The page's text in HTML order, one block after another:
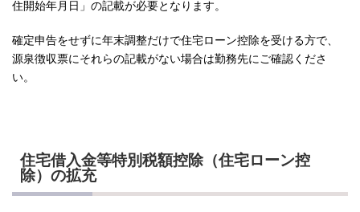
住開始年月日」の記載が必要となります。
確定申告をせずに年末調整だけで住宅ローン控除を受ける方で、
源泉徴収票にそれらの記載がない場合は勤務先にご確認くださ
い。
住宅借入金等特別税額控除（住宅ローン控
除）の拡充